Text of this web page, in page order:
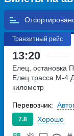
Транзитный рейс
13:20
Елец, остановка
Елец трасса М-4
километр
7.8 Хорошо
Перевозчик: